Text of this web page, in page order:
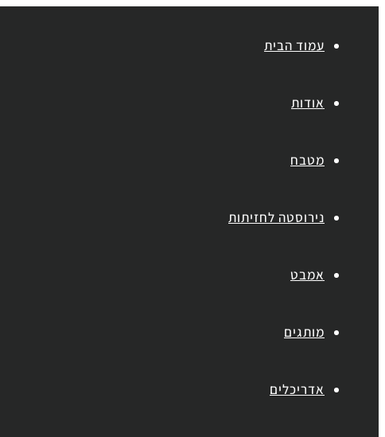
עמוד הבית
אודות
מטבח
נירוסטה לחזיתות
אמבט
מותגים
אדריכלים